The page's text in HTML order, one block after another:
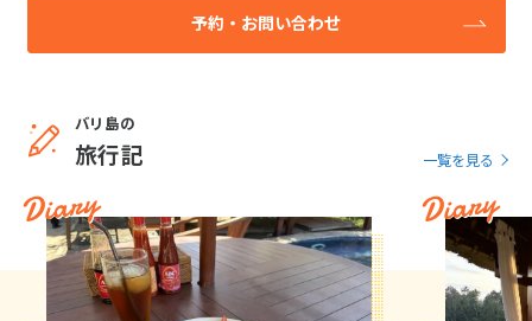
予約・お問い合わせ
バリ島の
旅行記 一覧を見る
Diary Diary